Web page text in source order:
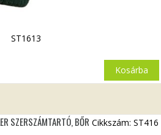
ST1613
Kosárba
SZERSZÁMTARTÓ, BŐR Cikkszám: ST416